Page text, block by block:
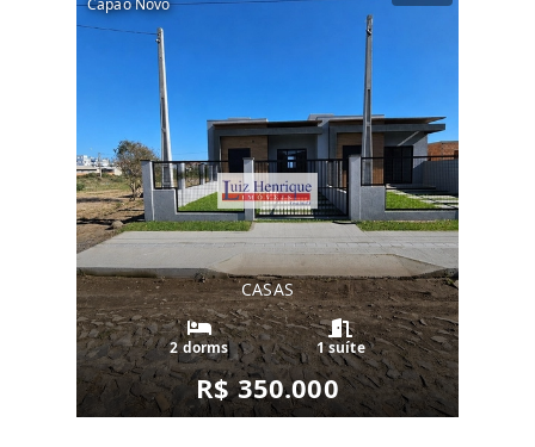
CASAS
2 dorms 1 suíte
R$ 350.000